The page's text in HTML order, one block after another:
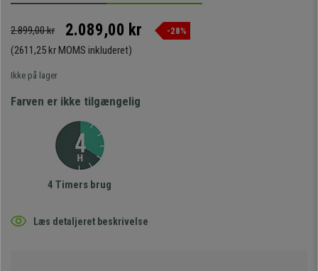
2.899,00 kr 2.089,00 kr -28%
(2611,25 kr MOMS inkluderet)
Ikke på lager
Farven er ikke tilgængelig
4 Timers brug
Læs detaljeret beskrivelse